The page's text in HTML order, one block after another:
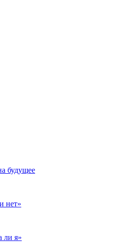
будущее
нет»
ли я»